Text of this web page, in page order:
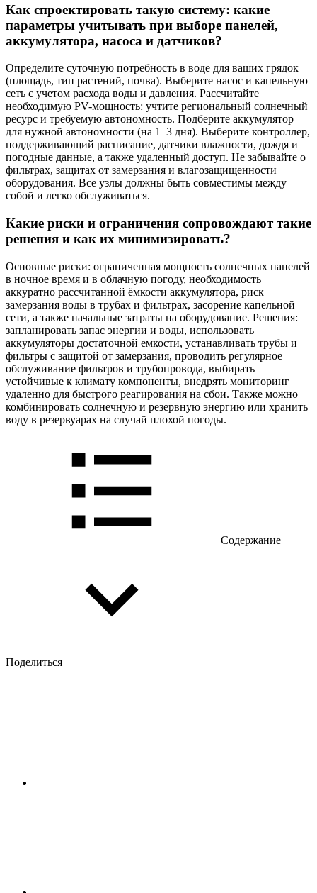
Как спроектировать такую систему: какие
параметры учитывать при выборе панелей,
аккумулятора, насоса и датчиков?
Определите суточную потребность в воде для ваших грядок
(площадь, тип растений, почва). Выберите насос и капельную
сеть с учетом расхода воды и давления. Рассчитайте
необходимую PV-мощность: учтите региональный солнечный
ресурс и требуемую автономность. Подберите аккумулятор
для нужной автономности (на 1–3 дня). Выберите контроллер,
поддерживающий расписание, датчики влажности, дождя и
погодные данные, а также удаленный доступ. Не забывайте о
фильтрах, защитах от замерзания и влагозащищенности
оборудования. Все узлы должны быть совместимы между
собой и легко обслуживаться.
Какие риски и ограничения сопровождают такие
решения и как их минимизировать?
Основные риски: ограниченная мощность солнечных панелей
в ночное время и в облачную погоду, необходимость
аккуратно рассчитанной ёмкости аккумулятора, риск
замерзания воды в трубах и фильтрах, засорение капельной
сети, а также начальные затраты на оборудование. Решения:
запланировать запас энергии и воды, использовать
аккумуляторы достаточной емкости, устанавливать трубы и
фильтры с защитой от замерзания, проводить регулярное
обслуживание фильтров и трубопровода, выбирать
устойчивые к климату компоненты, внедрять мониторинг
удаленно для быстрого реагирования на сбои. Также можно
комбинировать солнечную и резервную энергию или хранить
воду в резервуарах на случай плохой погоды.
Содержание
Поделиться